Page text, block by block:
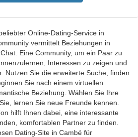
Online-Dating-Service in
vermittelt Beziehungen in
Eine Community, um ein Paar zu
Interessen zu zeigen und
Nutzen Sie die erweiterte Suche, finden
Sie nach einem virtuellen
Beziehung. Wählen Sie Ihre
lernen Sie neue Freunde kennen.
hilft Ihnen dabei, eine interessante
komfortablen Partner zu finden.
Dating-Site in Cambé für